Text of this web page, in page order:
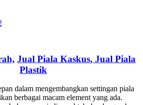
Jual Piala Kaskus, Jual Piala
Plastik
dalam mengembangkan settingan piala
berbagai macam element yang ada.